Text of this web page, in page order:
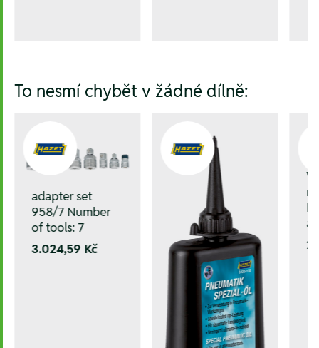
To nesmí chybět v žádné dílně:
adapter set
958/7 Number
of tools: 7
3.024,59 Kč